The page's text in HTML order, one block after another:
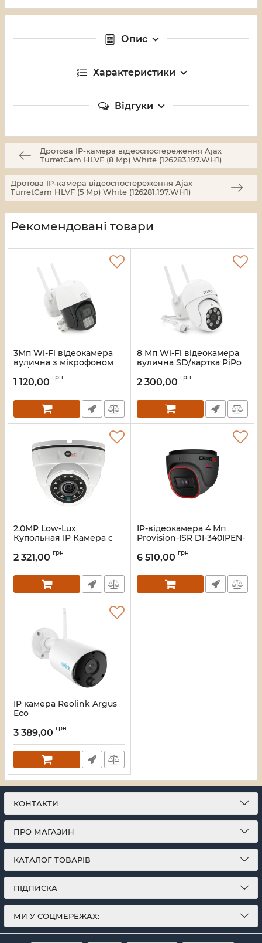
Опис
Характеристики
Відгуки
Дротова IP-камера відеоспостереження Ajax
TurretCam HLVF (8 Mp) White (126283.197.WH1)
Дротова IP-камера відеоспостереження Ajax
TurretCam HLVF (5 Mp) White (126281.197.WH1)
Рекомендовані товари
3Мп Wi-Fi відеокамера
вулична з мікрофоном
SD/картою YOSO YO-
IPC57D3MP50 PTZ 2.8mm
Артикул:42160
1 120,00 грн
8 Мп Wi-Fi відеокамера
вулична SD/картка PiPo
2.8mm ICSee
Артикул:42138
2 300,00 грн
2.0MP Low-Lux
Купольная IP Камера с
подсветкой RVA-
Артикул:S000350
2 321,00 грн
IP-відеокамера 4 Мп
Provision-ISR DI-340IPEN-
вбудованим мікрофоном
системи відеонагляду
Артикул:303527
6 510,00 грн
IP камера Reolink Argus
Eco
3 389,00 грн
КОНТАКТИ
ПРО МАГАЗИН
КАТАЛОГ ТОВАРІВ
ПІДПИСКА
МИ У СОЦМЕРЕЖАХ: